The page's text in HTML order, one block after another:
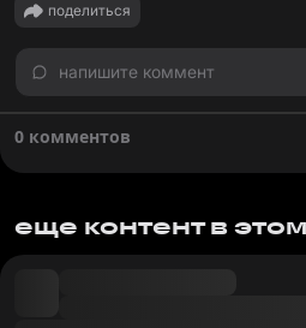
поделиться
напишите коммент
0 комментов
еще контент в